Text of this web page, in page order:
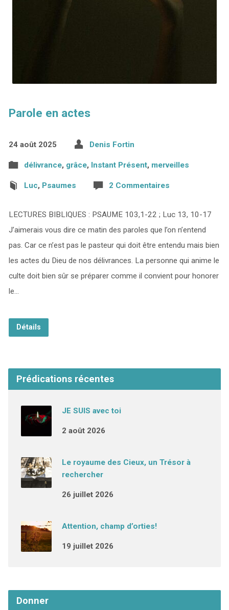
Parole en actes
24 août 2025 Denis Fortin
délivrance, grâce, Instant Présent, merveilles
Luc, Psaumes 2 Commentaires
LECTURES BIBLIQUES : PSAUME 103,1-22 ; Luc 13, 10-17
J’aimerais vous dire ce matin des paroles que l’on n’entend
pas. Car ce n’est pas le pasteur qui doit être entendu mais bien
les actes du Dieu de nos délivrances. La personne qui anime le
culte doit bien sûr se préparer comme il convient pour honorer
le…
Détails
Prédications récentes
JE SUIS avec toi
2 août 2026
Le royaume des Cieux, un Trésor à
rechercher
26 juillet 2026
Attention, champ d’orties!
19 juillet 2026
Donner